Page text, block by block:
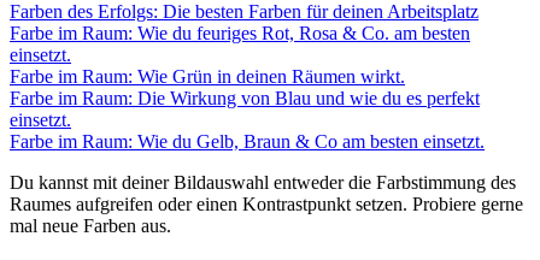
Farben des Erfolgs: Die besten Farben für deinen Arbeitsplatz
Farbe im Raum: Wie du feuriges Rot, Rosa & Co. am besten
einsetzt.
Farbe im Raum: Wie Grün in deinen Räumen wirkt.
Farbe im Raum: Die Wirkung von Blau und wie du es perfekt
einsetzt.
Farbe im Raum: Wie du Gelb, Braun & Co am besten einsetzt.
Du kannst mit deiner Bildauswahl entweder die Farbstimmung des
Raumes aufgreifen oder einen Kontrastpunkt setzen. Probiere gerne
mal neue Farben aus.